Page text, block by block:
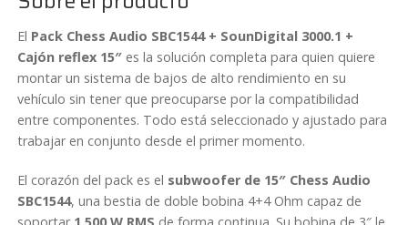
El Pack Chess Audio SBC1544 + SounDigital 3000.1 +
Cajón reflex 15″ es la solución completa para quien quiere
montar un sistema de bajos de alto rendimiento en su
vehículo sin tener que preocuparse por la compatibilidad
entre componentes. Todo está seleccionado y ajustado para
trabajar en conjunto desde el primer momento.
El corazón del pack es el subwoofer de 15″ Chess Audio
SBC1544, una bestia de doble bobina 4+4 Ohm capaz de